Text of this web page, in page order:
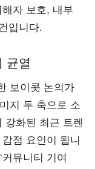
자 보호, 내부
입니다.
균열
보이콧 논의가
지 두 축으로 소
화된 최근 트렌
점 요인이 됩니
커뮤니티 기여